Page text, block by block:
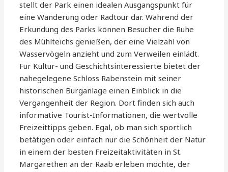
stellt der Park einen idealen Ausgangspunkt für
eine Wanderung oder Radtour dar. Während der
Erkundung des Parks können Besucher die Ruhe
des Mühlteichs genießen, der eine Vielzahl von
Wasservögeln anzieht und zum Verweilen einlädt.
Für Kultur- und Geschichtsinteressierte bietet der
nahegelegene Schloss Rabenstein mit seiner
historischen Burganlage einen Einblick in die
Vergangenheit der Region. Dort finden sich auch
informative Tourist-Informationen, die wertvolle
Freizeittipps geben. Egal, ob man sich sportlich
betätigen oder einfach nur die Schönheit der Natur
in einem der besten Freizeitaktivitäten in St.
Margarethen an der Raab erleben möchte, der